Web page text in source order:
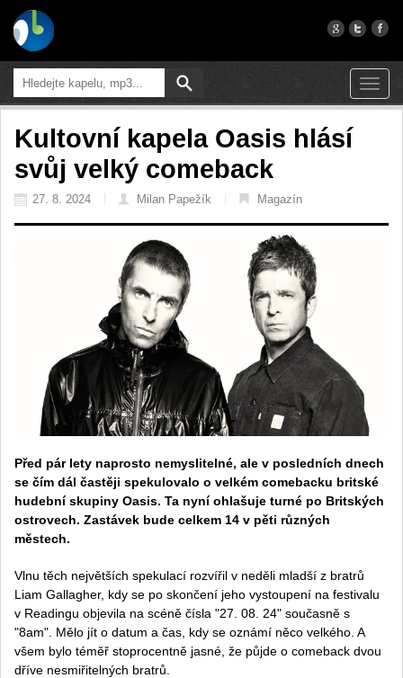
Kultovní kapela Oasis hlásí
svůj velký comeback
27. 8. 2024 Milan Papežík Magazín
Před pár lety naprosto nemyslitelné, ale v posledních dnech
se čím dál častěji spekulovalo o velkém comebacku britské
hudební skupiny Oasis. Ta nyní ohlašuje turné po Britských
ostrovech. Zastávek bude celkem 14 v pěti různých
městech.
Vlnu těch největších spekulací rozvířil v neděli mladší z bratrů
Liam Gallagher, kdy se po skončení jeho vystoupení na festivalu
v Readingu objevila na scéně čísla "27. 08. 24" současně s
"8am". Mělo jít o datum a čas, kdy se oznámí něco velkého. A
všem bylo téměř stoprocentně jasné, že půjde o comeback dvou
dříve nesmiřitelných bratrů.